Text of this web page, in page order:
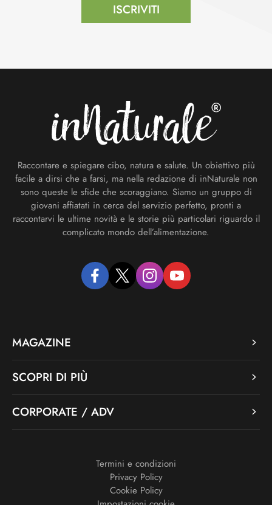
ISCRIVITI
Raccontare e spiegare cibo, natura e salute. Un obiettivo più
facile a dirsi che a farsi, ma nella redazione di inNaturale non
sono queste le sfide che scoraggiano. Siamo un gruppo di
giovani affiatati in cerca del servizio perfetto, pronti a
raccontarvi le ultime novità e le storie più particolari riguardo il
complicato mondo dell’alimentazione.
facebooktwitter instagramyoutube
MAGAZINE
SCOPRI DI PIÙ
CORPORATE / ADV
Termini e condizioni
Privacy Policy
Cookie Policy